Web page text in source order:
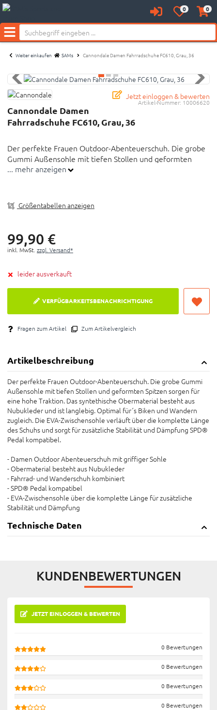
AnmeldenMerkzettel
aufklappen
0 0
Menü
Weiter einkaufen SAMs Cannondale Damen Fahrradschuhe FC610, Grau, 36
Jetzt einloggen & bewerten
Artikel-Nummer: 10006620
Cannondale Damen
Fahrradschuhe FC610, Grau, 36
Der perfekte Frauen Outdoor-Abenteuerschuh. Die grobe
Gummi Außensohle mit tiefen Stollen und geformten
Spitzen sorgen für eine hohe Traktion.
Obermaterial besteht aus Nubukleder
SPD® Pedal kompatibel
EVA-Zwischensohle über die komplette Länge für
... mehr anzeigen
Größentabellen anzeigen
99,90 €
inkl. MwSt. zzgl. Versand*
leider ausverkauft
VERFÜGBARKEITSBENACHRICHTIGUNG
Fragen zum Artikel Zum Artikelvergleich
Artikelbeschreibung
Der perfekte Frauen Outdoor-Abenteuerschuh. Die grobe Gummi
Außensohle mit tiefen Stollen und geformten Spitzen sorgen für
eine hohe Traktion. Das syntethische Obermaterial besteht aus
Nubukleder und ist langlebig. Optimal für´s Biken und Wandern
zugleich. Die EVA-Zwischensohle verläuft über die komplette Länge
des Schuhs und sorgt für zusätzliche Stabilität und Dämpfung SPD®
Pedal kompatibel.
- Damen Outdoor Abenteuerschuh mit griffiger Sohle
- Obermaterial besteht aus Nubukleder
- Fahrrad- und Wanderschuh kombiniert
- SPD® Pedal kompatibel
- EVA-Zwischensohle über die komplette Länge für zusätzliche
Stabilität und Dämpfung
Technische Daten
KUNDENBEWERTUNGEN
JETZT EINLOGGEN & BEWERTEN
0 Bewertungen
0 Bewertungen
0 Bewertungen
0 Bewertungen